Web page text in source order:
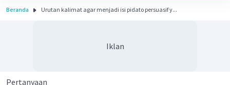
Beranda Urutan kalimat agar menjadi isi pidato persuasif y...
Iklan
Pertanyaan